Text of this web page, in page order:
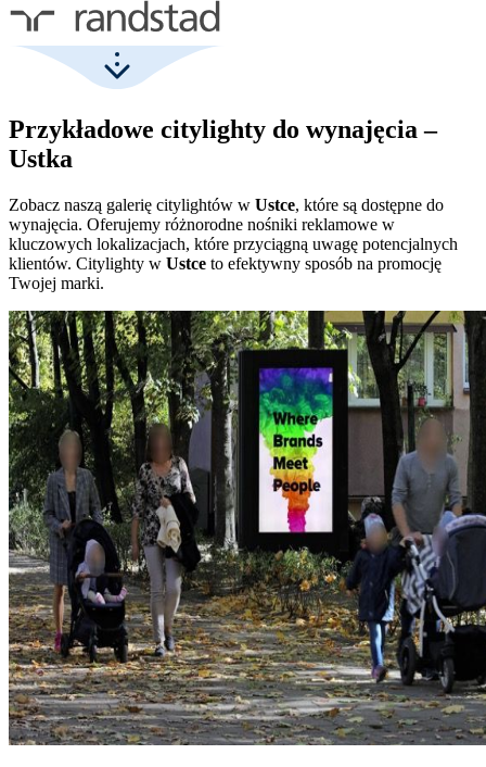
Przykładowe citylighty do wynajęcia –
Ustka
Zobacz naszą galerię citylightów w Ustce, które są dostępne do
wynajęcia. Oferujemy różnorodne nośniki reklamowe w
kluczowych lokalizacjach, które przyciągną uwagę potencjalnych
klientów. Citylighty w Ustce to efektywny sposób na promocję
Twojej marki.